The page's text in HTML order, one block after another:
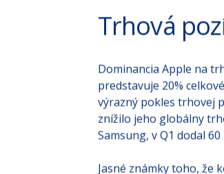
Trhová
Dominancia Apple na
predstavuje 20%
výrazný pokles trhovej
znížilo jeho globálny